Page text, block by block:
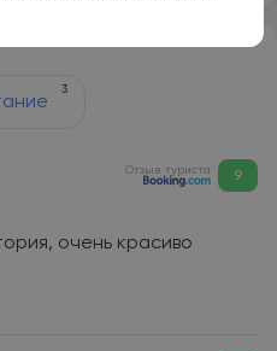
3
Отзыв туриста 9
очень красиво